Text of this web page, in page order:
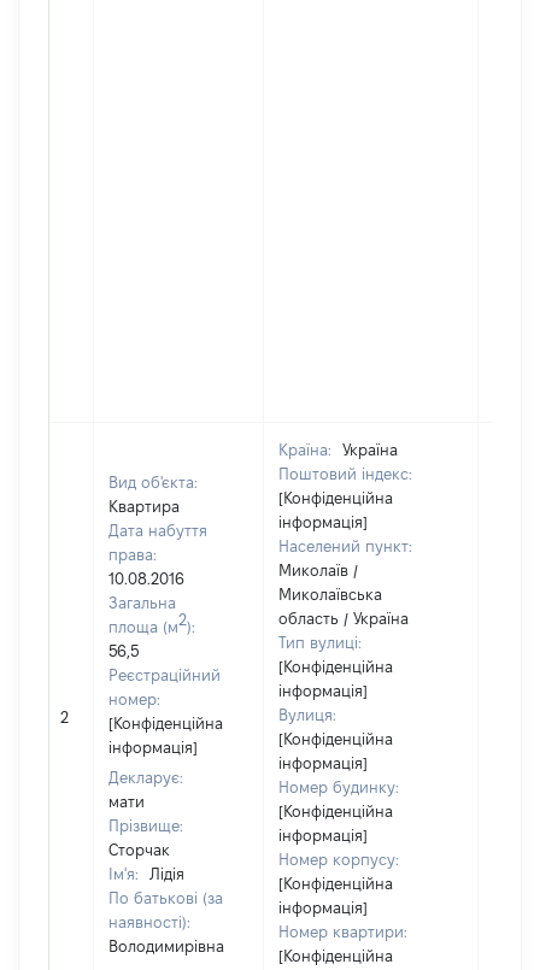
2
Вид об'єкта:
Квартира
Дата набуття
права:
10.08.2016
Загальна
площа (м2):
56,5
Реєстраційний
номер:
[Конфіденційна
інформація]
Декларує:
мати
Прізвище:
Сторчак
Ім'я:
Лідія
По батькові (за
наявності):
Володимирівна
Країна:
Україна
Поштовий індекс:
[Конфіденційна
інформація]
Населений пункт:
Миколаїв /
Миколаївська
область / Україна
Тип вулиці:
[Конфіденційна
інформація]
Вулиця:
[Конфіденційна
інформація]
Номер будинку:
[Конфіденційна
інформація]
Номер корпусу:
[Конфіденційна
інформація]
Номер квартири:
[Конфіденційна